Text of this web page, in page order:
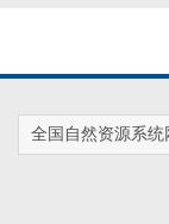
全国自然资源系统